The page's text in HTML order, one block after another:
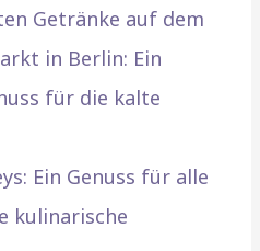
Getränke auf dem
in Berlin: Ein
für die kalte
Ein Genuss für alle
kulinarische